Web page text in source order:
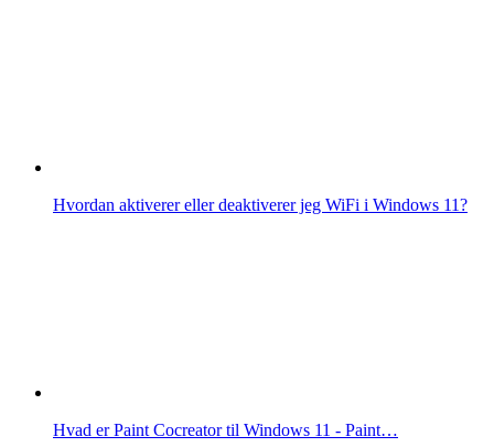
Hvordan aktiverer eller deaktiverer jeg WiFi i Windows 11?
Hvad er Paint Cocreator til Windows 11 - Paint…